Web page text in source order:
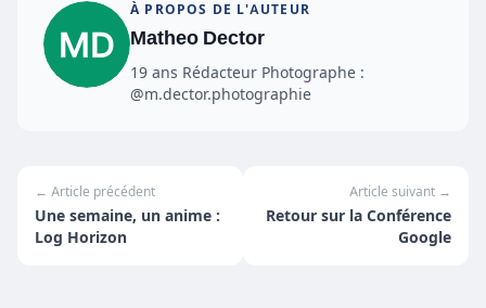
À PROPOS DE L'AUTEUR
Matheo Dector
19 ans Rédacteur Photographe :
@m.dector.photographie
← Article précédent
Une semaine, un anime :
Log Horizon
Article suivant →
Retour sur la Conférence
Google